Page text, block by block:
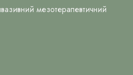
мезотерапевтичний